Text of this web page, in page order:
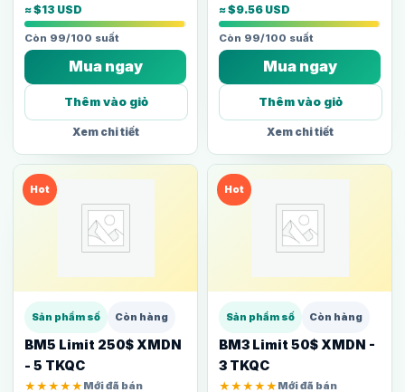
≈ $13 USD
Còn 99/100 suất
Mua ngay
Thêm vào giỏ
Xem chi tiết
≈ $9.56 USD
Còn 99/100 suất
Mua ngay
Thêm vào giỏ
Xem chi tiết
Hot
Sản phẩm số Còn hàng
BM5 Limit 250$ XMDN
- 5 TKQC
★★★★★ Mới đã bán
Hot
Sản phẩm số Còn hàng
BM3 Limit 50$ XMDN -
3 TKQC
★★★★★ Mới đã bán